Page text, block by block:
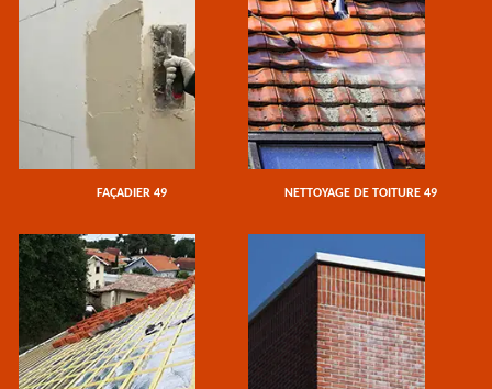
FAÇADIER 49 NETTOYAGE DE TOITURE 49